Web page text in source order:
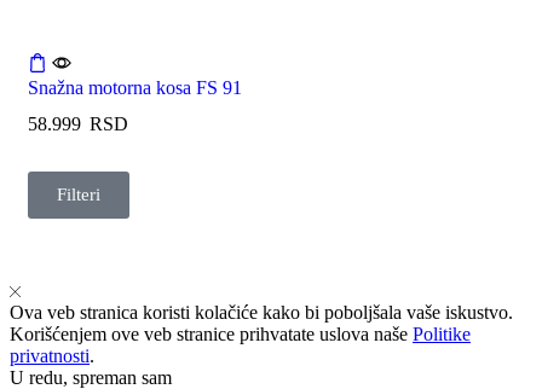
Filteri
Snažna motorna kosa FS 91
58.999 RSD
Ova veb stranica koristi kolačiće kako bi poboljšala vaše iskustvo.
Korišćenjem ove veb stranice prihvatate uslova naše Politike
privatnosti.
U redu, spreman sam